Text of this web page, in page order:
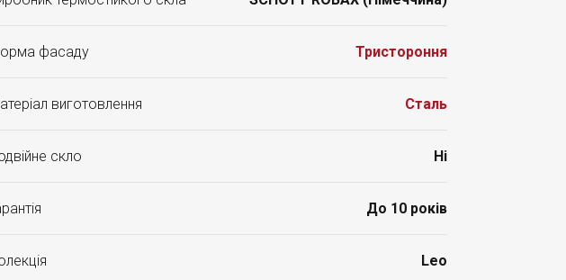
фасаду Тристороння
виготовлення Сталь
скло Ні
До 10 років
Leo